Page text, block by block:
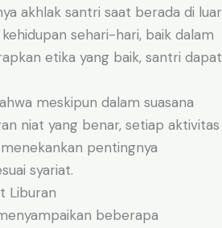
akhlak santri saat berada di luar
sehari-hari, baik dalam
etika yang baik, santri dapat
meskipun dalam suasana
niat yang benar, setiap aktivitas
pentingnya
syariat.
Liburan
beberapa